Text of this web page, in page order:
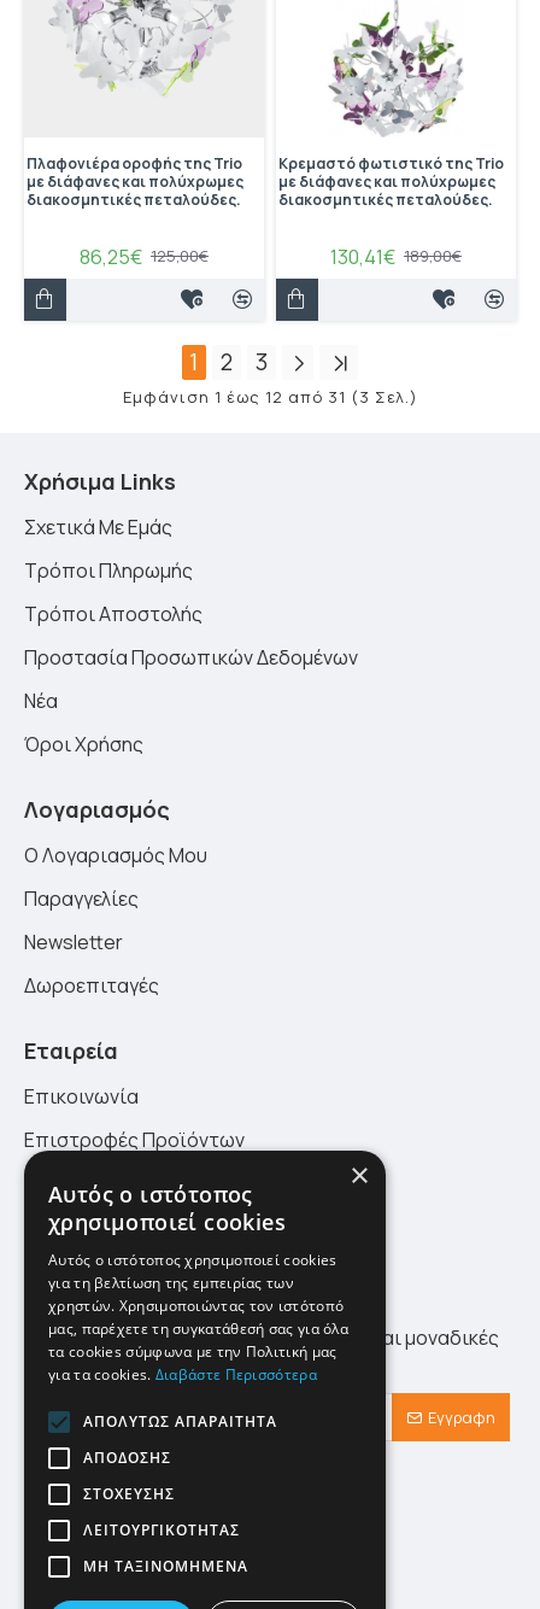
Πλαφονιέρα οροφής της Trio
με διάφανες και πολύχρωμες
διακοσμητικές πεταλούδες.
86,25€ 125,00€
Κρεμαστό φωτιστικό της Trio
με διάφανες και πολύχρωμες
διακοσμητικές πεταλούδες.
130,41€ 189,00€
1 2 3
Εμφάνιση 1 έως 12 από 31 (3 Σελ.)
Χρήσιμα Links
Σχετικά Με Εμάς
Τρόποι Πληρωμής
Τρόποι Αποστολής
Προστασία Προσωπικών Δεδομένων
Νέα
Όροι Χρήσης
Λογαριασμός
Ο Λογαριασμός Μου
Παραγγελίες
Newsletter
Δωροεπιταγές
Εταιρεία
Επικοινωνία
Επιστροφές Προϊόντων
Πολιτική Επιστροφών
Site Map
Newsletter
Λάβετε πρώτοι τα τελευταία νέα αλλά και μοναδικές
προσφορές αποκλειστικά για εσάς!
Εγγραφη
Έχω διαβάσει και αποδέχομαι τους
Προστασία Προσωπικών Δεδομένων
×
Αυτός ο ιστότοπος
χρησιμοποιεί cookies
Αυτός ο ιστότοπος χρησιμοποιεί cookies
για τη βελτίωση της εμπειρίας των
χρηστών. Χρησιμοποιώντας τον ιστότοπό
μας, παρέχετε τη συγκατάθεσή σας για όλα
τα cookies σύμφωνα με την Πολιτική μας
για τα cookies. Διαβάστε Περισσότερα
ΑΠΟΛΎΤΩΣ ΑΠΑΡΑΊΤΗΤΑ
ΑΠΌΔΟΣΗΣ
ΣΤΌΧΕΥΣΗΣ
ΛΕΙΤΟΥΡΓΙΚΌΤΗΤΑΣ
ΜΗ ΤΑΞΙΝΟΜΗΜΈΝΑ